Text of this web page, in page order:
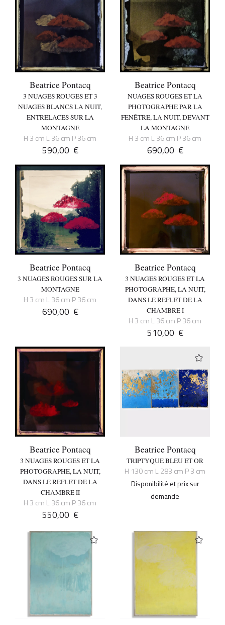
Beatrice Pontacq
3 NUAGES ROUGES ET 3
NUAGES BLANCS LA NUIT,
ENTRELACES SUR LA
MONTAGNE
H 3 cm L 36 cm P 36 cm
590,00 €
Beatrice Pontacq
NUAGES ROUGES ET LA
PHOTOGRAPHE PAR LA
FENÊTRE, LA NUIT, DEVANT
LA MONTAGNE
H 3 cm L 36 cm P 36 cm
690,00 €
Beatrice Pontacq
3 NUAGES ROUGES SUR LA
MONTAGNE
H 3 cm L 36 cm P 36 cm
690,00 €
Beatrice Pontacq
3 NUAGES ROUGES ET LA
PHOTOGRAPHE, LA NUIT,
DANS LE REFLET DE LA
CHAMBRE I
H 3 cm L 36 cm P 36 cm
510,00 €
Beatrice Pontacq
3 NUAGES ROUGES ET LA
PHOTOGRAPHE, LA NUIT,
DANS LE REFLET DE LA
CHAMBRE II
H 3 cm L 36 cm P 36 cm
550,00 €
Beatrice Pontacq
TRIPTYQUE BLEU ET OR
H 130 cm L 283 cm P 3 cm
Disponibilité et prix sur
demande